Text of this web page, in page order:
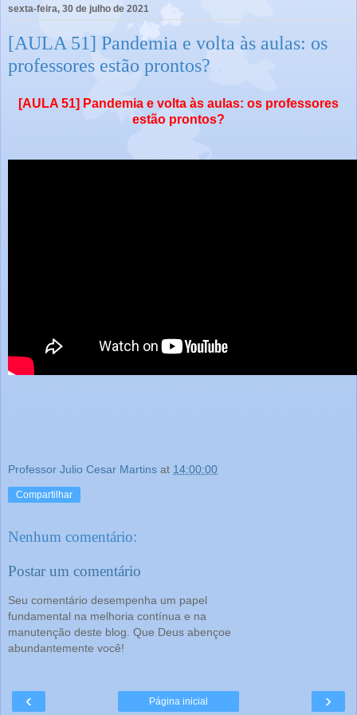
sexta-feira, 30 de julho de 2021
[AULA 51] Pandemia e volta às aulas: os
professores estão prontos?
[AULA 51] Pandemia e volta às aulas: os professores
estão prontos?
Professor Julio Cesar Martins at 14:00:00
Compartilhar
Nenhum comentário:
Postar um comentário
Seu comentário desempenha um papel
fundamental na melhoria contínua e na
manutenção deste blog. Que Deus abençoe
abundantemente você!
‹ ›
Página inicial